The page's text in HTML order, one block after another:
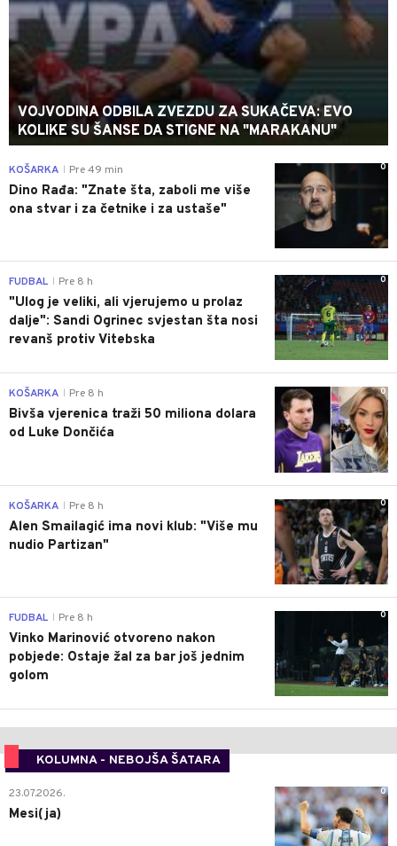
VOJVODINA ODBILA ZVEZDU ZA SUKAČEVA: EVO
KOLIKE SU ŠANSE DA STIGNE NA "MARAKANU"
0
KOŠARKA Pre 49 min
Dino Rađa: "Znate šta, zaboli me više
ona stvar i za četnike i za ustaše"
0
FUDBAL Pre 8 h
"Ulog je veliki, ali vjerujemo u prolaz
dalje": Sandi Ogrinec svjestan šta nosi
revanš protiv Vitebska
0
KOŠARKA Pre 8 h
Bivša vjerenica traži 50 miliona dolara
od Luke Dončića
0
KOŠARKA Pre 8 h
Alen Smailagić ima novi klub: "Više mu
nudio Partizan"
0
FUDBAL Pre 8 h
Vinko Marinović otvoreno nakon
pobjede: Ostaje žal za bar još jednim
golom
KOLUMNA - NEBOJŠA ŠATARA
0
23.07.2026.
Mesi(ja)